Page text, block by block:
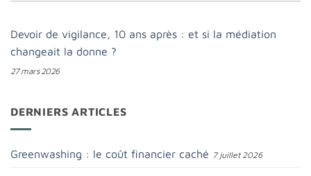
Devoir de vigilance, 10 ans après : et si la médiation
changeait la donne ?
27 mars 2026
DERNIERS ARTICLES
Greenwashing : le coût financier caché 7 juillet 2026